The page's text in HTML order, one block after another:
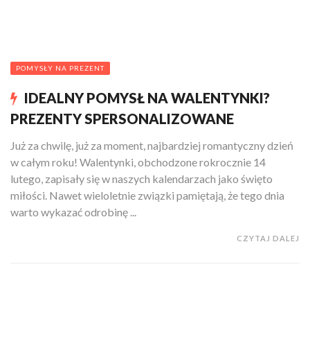
POMYSŁY NA PREZENT
IDEALNY POMYSŁ NA WALENTYNKI?
PREZENTY SPERSONALIZOWANE
Już za chwilę, już za moment, najbardziej romantyczny dzień
w całym roku! Walentynki, obchodzone rokrocznie 14
lutego, zapisały się w naszych kalendarzach jako święto
miłości. Nawet wieloletnie związki pamiętają, że tego dnia
warto wykazać odrobinę ...
CZYTAJ DALEJ